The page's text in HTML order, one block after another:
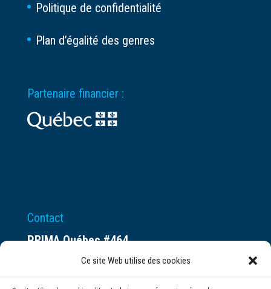
Ce site Web utilise des cookies
Politique de confidentialité
Plan d’égalité des genres
Partenaire financier :
Contact
PRIMA Québec #464
Espace ax.c